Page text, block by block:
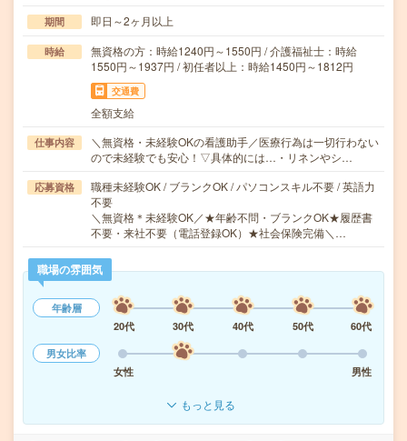
期間 即日～2ヶ月以上
時給
無資格の方：時給1240円～1550円 / 介護福祉士：時給
1550円～1937円 / 初任者以上：時給1450円～1812円
交通費
全額支給
仕事内容
＼無資格・未経験OKの看護助手／医療行為は一切行わない
ので未経験でも安心！▽具体的には…・リネンやシ…
応募資格
職種未経験OK / ブランクOK / パソコンスキル不要 / 英語力
不要
＼無資格＊未経験OK／★年齢不問・ブランクOK★履歴書
不要・来社不要（電話登録OK）★社会保険完備＼…
職場の雰囲気
年齢層
20代
30代 40代 50代
60代
男女比率
女性
男性
もっと見る